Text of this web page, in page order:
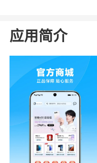
应用简介